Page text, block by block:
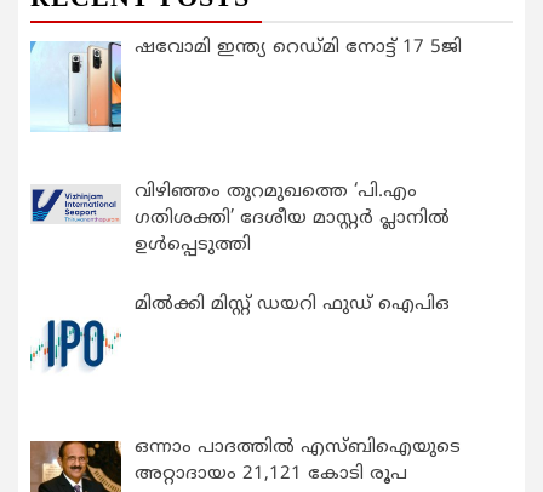
ഷവോമി ഇന്ത്യ റെഡ്മി നോട്ട് 17 5ജി
വിഴിഞ്ഞം തുറമുഖത്തെ ‘പി.എം
ഗതിശക്തി’ ദേശീയ മാസ്റ്റർ പ്ലാനിൽ
ഉൾപ്പെടുത്തി
മിൽക്കി മിസ്റ്റ് ഡയറി ഫുഡ് ഐപിഒ
ഒന്നാം പാദത്തിൽ എസ്ബിഐയുടെ
അറ്റാദായം 21,121 കോടി രൂപ